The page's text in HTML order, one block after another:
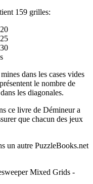
159 grilles:
dans les cases vides
le nombre de
les diagonales.
ce livre de Démineur a
que chacun des jeux
un autre PuzzleBooks.net
Mixed Grids -